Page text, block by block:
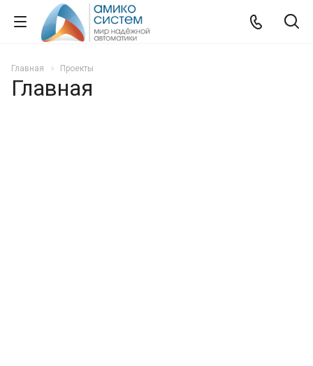
Главная Проекты
Главная